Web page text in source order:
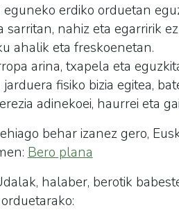
eguneko erdiko orduetan
sarritan, nahiz eta egarririk
ahalik eta freskoenetan.
arina, txapela eta
jarduera fisiko bizia egitea,
adinekoei, haurrei eta
behar izanez gero,
Bero plana
halaber, berotik